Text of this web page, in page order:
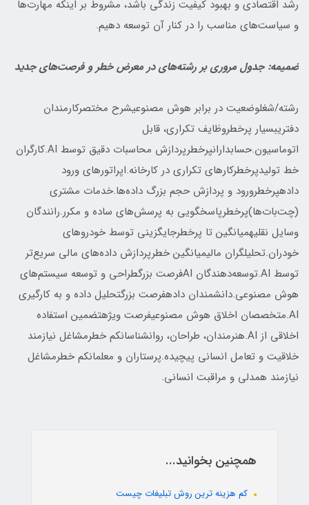
رشد اقتصادی و بهبود کیفیت زندگی باشد، مشروط بر اینکه مهارت‌ها
و سیاست‌های مناسب را در کنار آن توسعه دهیم.
ضمیمه: جدول مروری بر رشته‌های در معرض خطر و فرصت‌های جدید
رشته/شغلوضعیت در برابر هوش مصنوعیشرح مختصرکارمندان
دفتریبسیار پرخطروظایف تکراری، قابل
اتوماسیون.حسابدارانپرخطرپردازش محاسبات دقیق توسط AI.کارگران
خط تولیدپرخطرکارهای تکراری در کارخانه.اپراتورهای ورود
دادهپرخطرورود و پردازش حجم بزرگ داده‌ها.خدمات مشتری
(چت‌بات‌ها)پرخطرپاسخگویی به پرسش‌های ساده و مکرر.رانندگان
وسایل نقلیهمیانگین تا پرخطرجایگزینی توسط خودروهای
خودران.تحلیلگران مالیمیانگین خطرپردازش داده‌های مالی سریع‌تر
توسط AI.توسعه‌دهندگان AIفرصت بزرگطراحی و توسعه سیستم‌های
هوش مصنوعی.دانشمندان دادهفرصت بزرگتحلیل داده و به کارگیری
AI.متخصصان اخلاق هوش مصنوعیفرصت ویژهتضمین استفاده
اخلاقی از AI.هنرمندان، طراحان، روانشناسانکم خطرمشاغل نیازمند
خلاقیت و تعامل انسانی پیچیده.پرستاران و معلمانکم خطرمشاغل
نیازمند همدلی و مراقبت انسانی.
همچنین بخوانید...
کم هزینه ترین روش تبلیغات چیست